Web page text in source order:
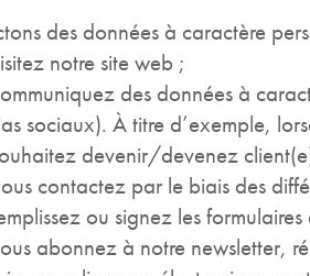
des données à caractère
notre site web ;
des données à
sociaux). À titre d’exemple,
devenir/devenez
contactez par le biais des
ou signez les formulaires
abonnez à notre newsletter,